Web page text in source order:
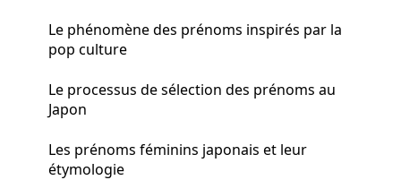
Le phénomène des prénoms inspirés par la
pop culture
Le processus de sélection des prénoms au
Japon
Les prénoms féminins japonais et leur
étymologie